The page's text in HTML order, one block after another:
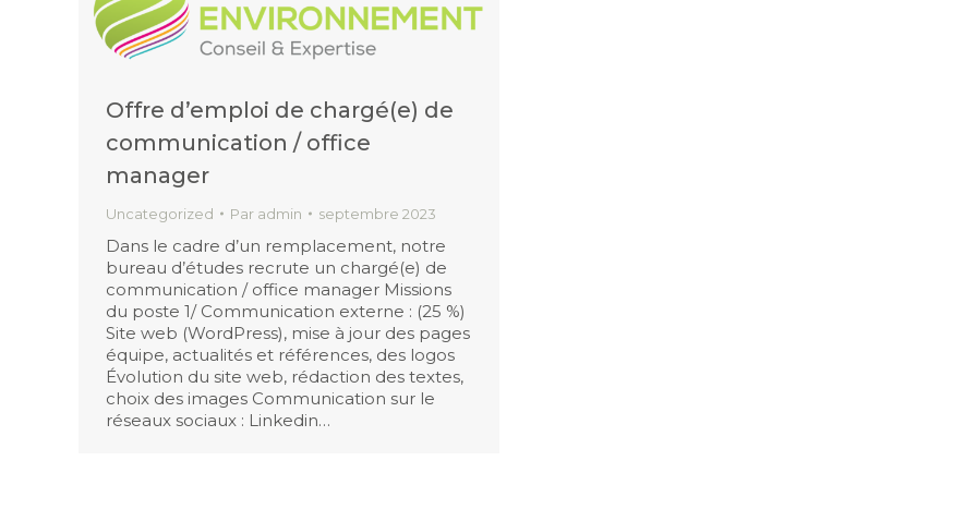
Offre d’emploi de chargé(e) de
communication / office
manager
Uncategorized Par admin septembre 2023
Dans le cadre d’un remplacement, notre
bureau d’études recrute un chargé(e) de
communication / office manager Missions
du poste 1/ Communication externe : (25 %)
Site web (WordPress), mise à jour des pages
équipe, actualités et références, des logos
Évolution du site web, rédaction des textes,
choix des images Communication sur le
réseaux sociaux : Linkedin…